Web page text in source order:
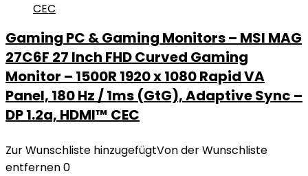
Gaming PC & Gaming Monitors – MSI MAG
27C6F 27 Inch FHD Curved Gaming
Monitor – 1500R 1920 x 1080 Rapid VA
Panel, 180 Hz / 1ms (GtG), Adaptive Sync –
DP 1.2a, HDMI™ CEC
Zur Wunschliste hinzugefügtVon der Wunschliste
entfernen0